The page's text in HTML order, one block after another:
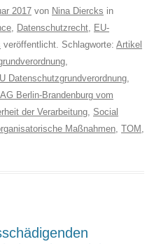
2017 von Nina Diercks in
, Datenschutzrecht, EU-
veröffentlicht. Schlagworte: Artikel
,
Datenschutzgrundverordnung,
Berlin-Brandenburg vom
der Verarbeitung, Social
Maßnahmen, TOM ,